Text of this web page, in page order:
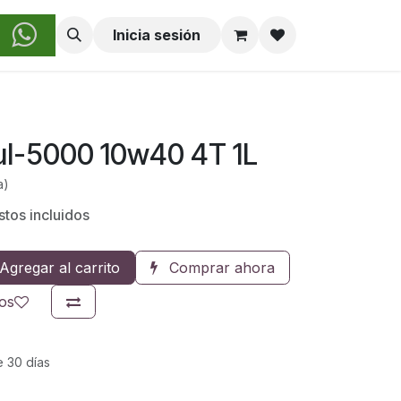
Nosotros Inicia sesión
5000 10w40 4T 1L
incluidos
al carrito
Comprar ahora
30 días